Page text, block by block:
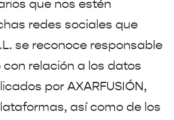
que nos estén
redes sociales que
se reconoce responsable
relación a los datos
por AXARFUSIÓN,
así como de los